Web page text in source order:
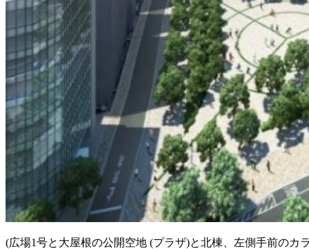
(広場1号と大屋根の公開空地 (プラザ)と北棟、左側手前のカ